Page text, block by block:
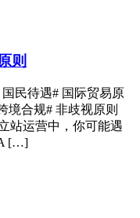
则
国民待遇# 国际贸易原
境合规# 非歧视原则
站运营中，你可能遇
[…]